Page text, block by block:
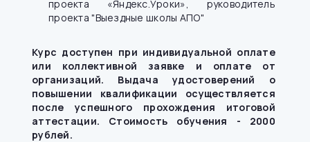
проекта «Яндекс.Уроки», руководитель
проекта "Выездные школы АПО"
Курс доступен при индивидуальной оплате
или коллективной заявке и оплате от
организаций. Выдача удостоверений о
повышении квалификации осуществляется
после успешного прохождения итоговой
аттестации. Стоимость обучения - 2000
рублей.